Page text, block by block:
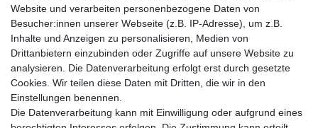
Zahlung und Versand
Daten­schutz­erklärung
Website und verarbeiten personenbezogene Daten von
Besucher:innen unserer Webseite (z.B. IP-Adresse), um z.B.
Inhalte und Anzeigen zu personalisieren, Medien von
Drittanbietern einzubinden oder Zugriffe auf unsere Website zu
analysieren. Die Datenverarbeitung erfolgt erst durch gesetzte
Cookies. Wir teilen diese Daten mit Dritten, die wir in den
Einstellungen benennen.
Die Datenverarbeitung kann mit Einwilligung oder aufgrund eines